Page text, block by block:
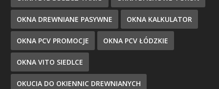
OKNA DREWNIANE PASYWNE OKNA KALKULATOR
OKNA PCV PROMOCJE OKNA PCV ŁÓDZKIE
OKNA VITO SIEDLCE
OKUCIA DO OKIENNIC DREWNIANYCH